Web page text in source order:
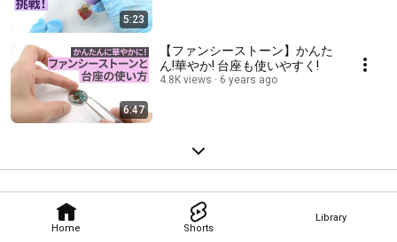
Home Shorts
Library
5:23
6:47
【ファンシーストーン】かんた
ん!華やか! 台座も使いやすく!
4.8K views 6 years ago